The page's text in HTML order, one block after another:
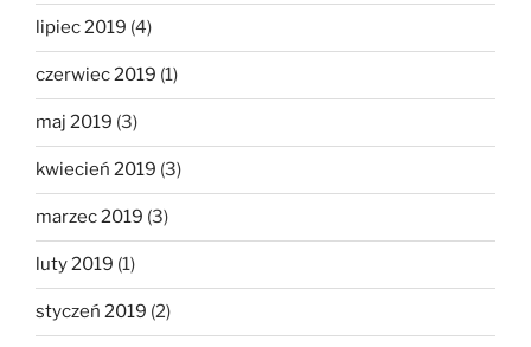
lipiec 2019 (4)
czerwiec 2019 (1)
maj 2019 (3)
kwiecień 2019 (3)
marzec 2019 (3)
luty 2019 (1)
styczeń 2019 (2)